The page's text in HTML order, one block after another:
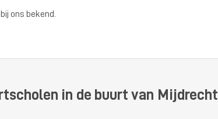
ons bekend.
in de buurt van Mijdrecht